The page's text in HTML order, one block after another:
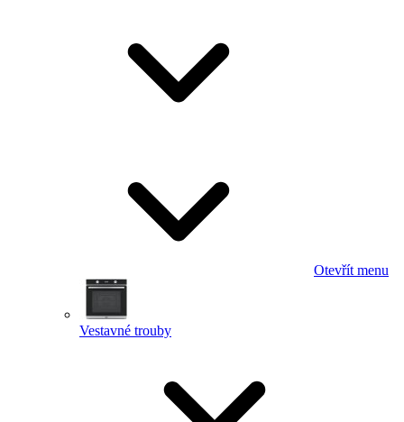
Otevřít menu
Vestavné trouby